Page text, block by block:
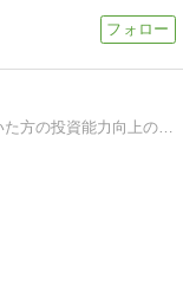
自己の投資能力の向上とサイトを閲覧頂いた方の投資能力向上のお手伝いができればと考えております｡